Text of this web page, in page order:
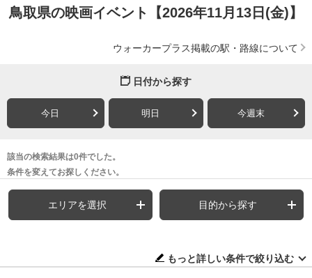
鳥取県の映画イベント【2026年11月13日(金)】
ウォーカープラス掲載の駅・路線について
日付から探す
今日 明日 今週末
該当の検索結果は0件でした。
条件を変えてお探しください。
エリアを選択 目的から探す
もっと詳しい条件で絞り込む